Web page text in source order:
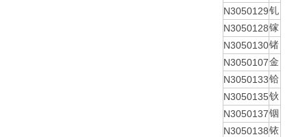
N3050129钆
N3050128镓
N3050130锗
N3050107金
N3050133铪
N3050135钬
N3050137铟
N3050138铱